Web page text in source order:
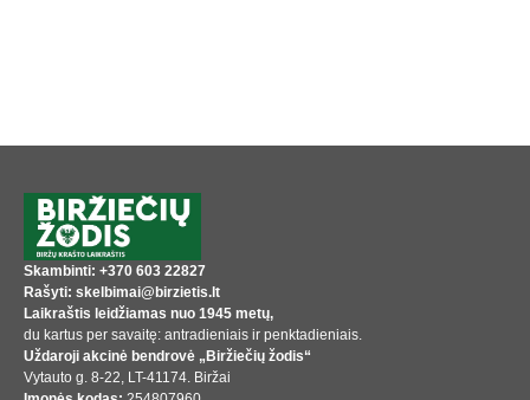
Skambinti: +370 603 22827
Rašyti: skelbimai@birzietis.lt
Laikraštis leidžiamas nuo 1945 metų,
du kartus per savaitę: antradieniais ir penktadieniais.
Uždaroji akcinė bendrovė „Biržiečių žodis“
Vytauto g. 8-22, LT-41174. Biržai